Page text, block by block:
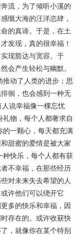
流，为了倾听小溪的
慨大海的汪洋恣肆，
的真谛。于是，在土
发现，真的很幸福！
现豁达与宽容。于
会产生轻松与幽默。
动了人类的进步；思
徊，也会感到一种无
说幸福像一棵忘忧
物，每个人都奢求自
一颗心，每天都充满
甜蜜的爱情是被大家
快乐，每个人都有获
不幸福，在那些经历
对未来失去希望的人
许他们可以绕开它
多的快乐和幸福，因
存在的。或许收获快
，就像你在某个特别